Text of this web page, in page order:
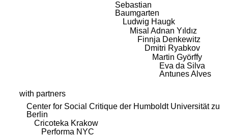
Sebastian
Baumgarten
Ludwig Haugk
Misal Adnan Yıldız
Finnja Denkewitz
Dmitri Ryabkov
Martin Györffy
Eva da Silva
Antunes Alves
with partners
Center for Social Critique der Humboldt Universität zu
Berlin
Cricoteka Krakow
Performa NYC